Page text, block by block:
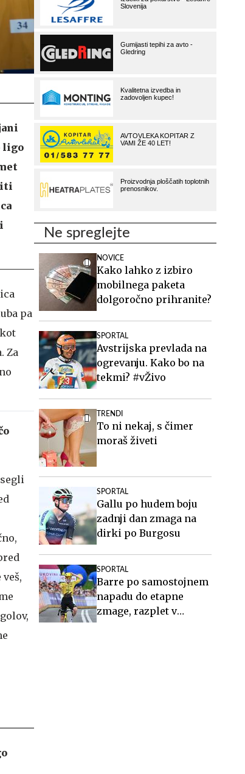
ligo
pa
Za
Ne spreglejte
NOVICE
Kako lahko z izbiro
mobilnega paketa
dolgoročno prihranite?
SPORTAL
Avstrijska prevlada na
ogrevanju. Kako bo na
tekmi? #vŽivo
TRENDI
To ni nekaj, s čimer
moraš živeti
SPORTAL
Gallu po hudem boju
zadnji dan zmaga na
dirki po Burgosu
SPORTAL
Barre po samostojnem
napadu do etapne
zmage, razplet v